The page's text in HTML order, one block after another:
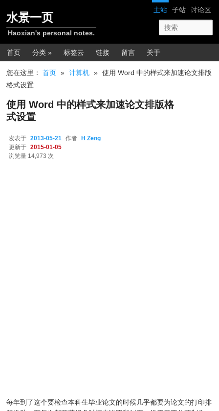
网站导航
主站 子站 讨论区
水景一页
Haoxian's personal notes.
主菜单
首页 分类 » 标签云 链接 留言 关于
您在这里：首页 » 计算机 » 使用 Word 中的样式来加速论文排版
格式设置
使用 Word 中的样式来加速论文排版格
式设置
发表于 2013-05-21 作者
H Zeng
更新于
2015-01-05
浏览量 14,973 次
每年到了这个要检查本科生毕业论文的时候几乎都要为论文的打印排